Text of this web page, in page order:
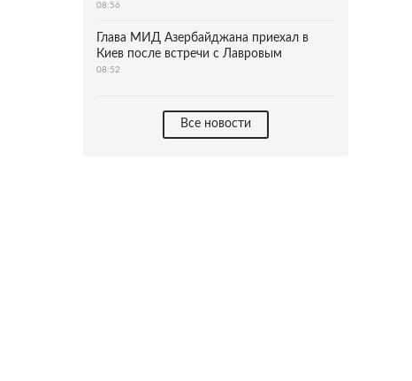
08:56
Глава МИД Азербайджана приехал в
Киев после встречи с Лавровым
08:52
Все новости